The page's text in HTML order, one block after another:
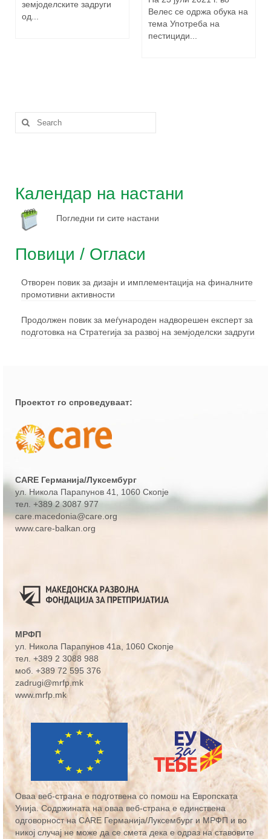
земјоделските задруги
од...
Велес се одржа обука на
тема Употреба на
пестициди...
Search
for:
Календар на настани
Погледни ги сите настани
Повици / Огласи
Отворен повик за дизајн и имплементација на финалните
промотивни активности
Продолжен повик за меѓународен надворешен експерт за
подготовка на Стратегија за развој на земјоделски задруги
Проектот го спроведуваат:
CARE Германија/Луксембург
ул. Никола Парапунов 41
, 1060 Скопје
тел. +389 2 3087 977
care.macedonia@care.org
www.care-balkan.org
МРФП
ул. Никола Парапунов 41а , 1060 Скопје
тел. +389 2 3088 988
моб. +389 72 595 376
zadrugi@mrfp.mk
www.mrfp.mk
Оваа веб-страна е подготвена со помош на Европската
Унија. Содржината на оваа веб-страна е единствена
одговорност на CARE Германија/Луксембург и МРФП и во
никој случај не може да се смета дека е одраз на ставовите